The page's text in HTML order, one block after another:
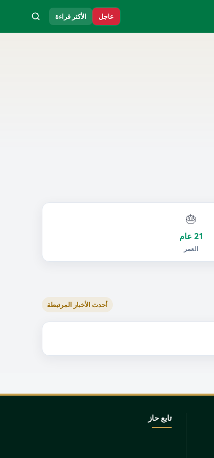
عاجل الأكثر قراءة
🎂
21 عام
العمر
أحدث الأخبار المرتبطة
تابع حاز